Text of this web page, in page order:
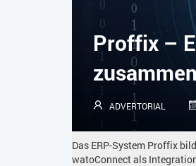
Proffix –
ADVERTORIAL
Das ERP-System Proffix
watoConnect als